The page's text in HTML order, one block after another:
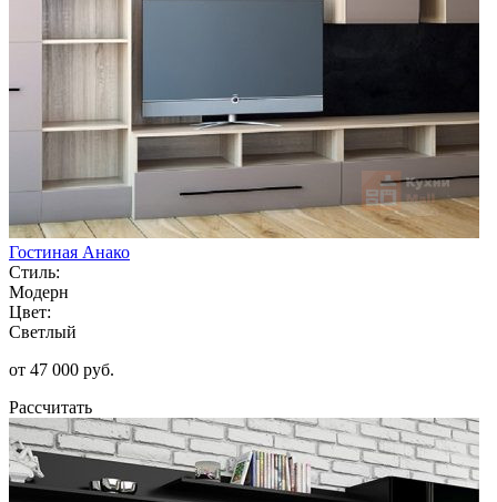
Гостиная Анако
Стиль:
Модерн
Цвет:
Светлый
от 47 000 руб.
Рассчитать